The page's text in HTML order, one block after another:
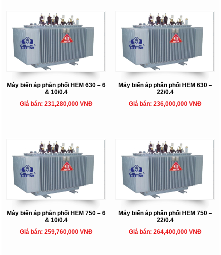
Máy biến áp phân phối HEM 630 – 6
& 10/0.4
Giá bán: 231,280,000 VNĐ
Máy biến áp phân phối HEM 630 –
22/0.4
Giá bán: 236,000,000 VNĐ
Máy biến áp phân phối HEM 750 – 6
& 10/0.4
Giá bán: 259,760,000 VNĐ
Máy biến áp phân phối HEM 750 –
22/0.4
Giá bán: 264,400,000 VNĐ